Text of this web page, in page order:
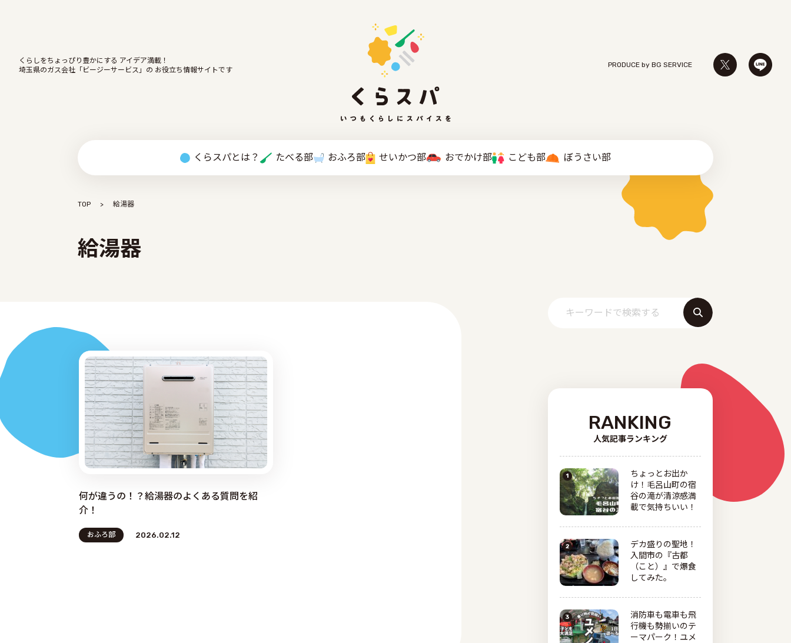
くらしをちょっぴり豊かにする アイデア満載！
埼玉県のガス会社「ビージーサービス」の お役立ち情報サイトです
PRODUCE by ︎BG SERVICE
くらスパとは？ たべる部 おふろ部 せいかつ部 おでかけ部 こども部 ぼうさい部
TOP 給湯器
給湯器
何が違うの！？給湯器のよくある質問を紹
介！
おふろ部 2026.02.12
RANKING
人気記事ランキング
ちょっとお出か
け！毛呂山町の宿
谷の滝が清涼感満
載で気持ちいい！
デカ盛りの聖地！
入間市の『古都
（こと）』で爆食
してみた。
消防車も電車も飛
行機も勢揃いのテ
ーマパーク！ユメ